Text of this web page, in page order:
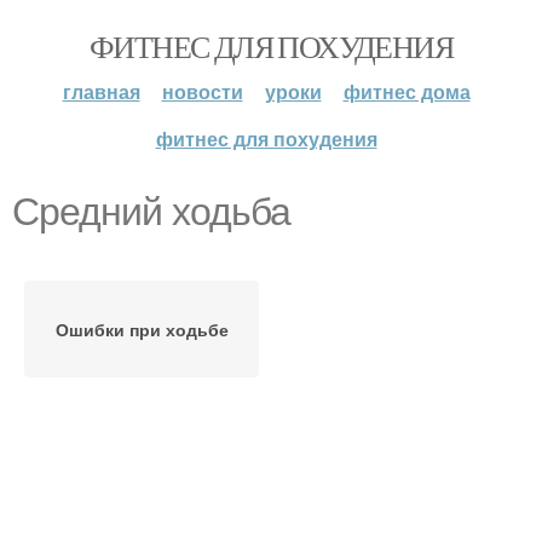
ФИТНЕС ДЛЯ ПОХУДЕНИЯ
главная новости уроки
фитнес дома
фитнес для похудения
Средний ходьба
Ошибки при ходьбе